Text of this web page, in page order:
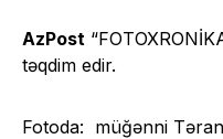
AzPost
təqdim edir.
Fotoda: müğənni